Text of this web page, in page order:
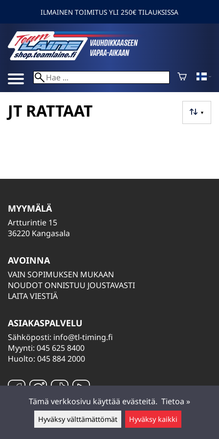
Jätä viesti ▲
ILMAINEN TOIMITUS YLI 250€ TILAUKSISSA
▼
JT RATTAAT
MYYMÄLÄ
Artturintie 15
36220 Kangasala
AVOINNA
VAIN SOPIMUKSEN MUKAAN
NOUDOT ONNISTUU JOUSTAVASTI
LAITA VIESTIÄ
ASIAKASPALVELU
Sähköposti: info@tl-timing.fi
Myynti: 045 625 8400
Huolto: 045 884 2000
Tämä verkkosivu käyttää evästeitä. Tietoa »
Hyväksy välttämättömät Hyväksy kaikki